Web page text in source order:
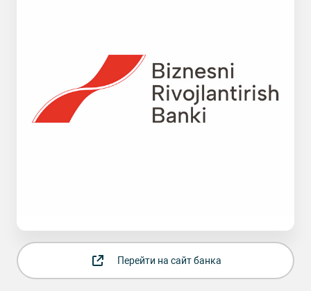
Перейти на сайт банка